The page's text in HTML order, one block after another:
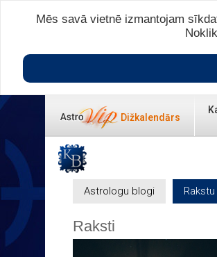
Dižkalendārs
Astrologu blogi
Raksti
Mēs savā vietnē izmantojam